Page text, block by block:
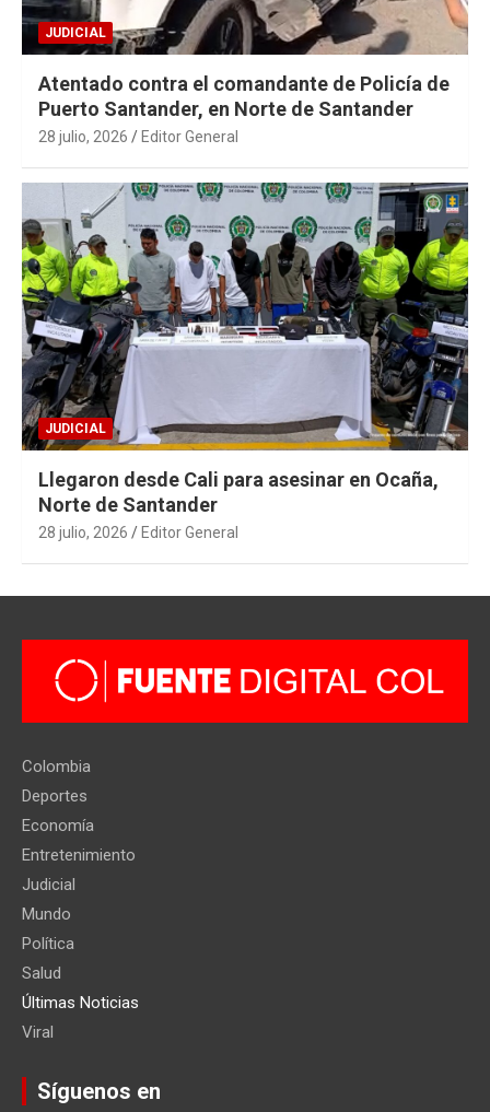
JUDICIAL
Atentado contra el comandante de Policía de
Puerto Santander, en Norte de Santander
28 julio, 2026 Editor General
JUDICIAL
Llegaron desde Cali para asesinar en Ocaña,
Norte de Santander
28 julio, 2026 Editor General
Colombia
Deportes
Economía
Entretenimiento
Judicial
Mundo
Política
Salud
Últimas Noticias
Viral
Síguenos en